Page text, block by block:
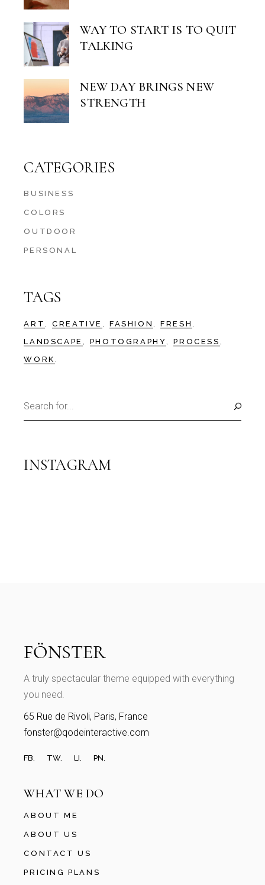
WAY TO START IS TO QUIT
TALKING
NEW DAY BRINGS NEW
STRENGTH
CATEGORIES
BUSINESS
COLORS
OUTDOOR
PERSONAL
TAGS
ART CREATIVE FASHION
FRESH
LANDSCAPE
PHOTOGRAPHY
PROCESS
WORK
INSTAGRAM
A truly spectacular theme equipped with everything
you need.
65 Rue de Rivoli, Paris, France
fonster@qodeinteractive.com
FB. TW. LI. PN.
WHAT WE DO
ABOUT ME
ABOUT US
CONTACT US
PRICING PLANS